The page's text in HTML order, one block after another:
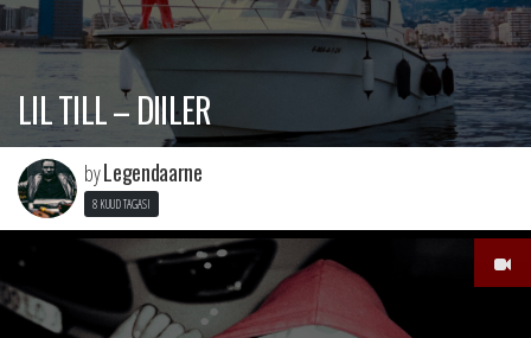
LIL TILL – DIILER
byLegendaarne
8 KUUD TAGASI